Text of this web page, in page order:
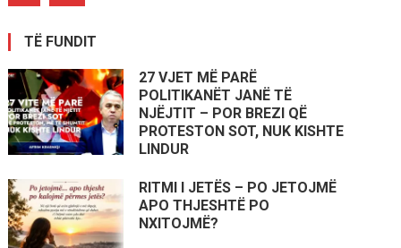
TË FUNDIT
27 VJET MË PARË
POLITIKANËT JANË TË
NJËJTIT – POR BREZI QË
PROTESTON SOT, NUK KISHTE
LINDUR
RITMI I JETËS – PO JETOJMË
APO THJESHTË PO
NXITOJMË?